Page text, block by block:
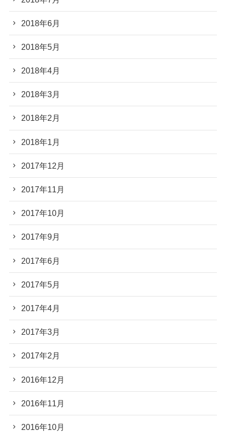
2018年6月
2018年5月
2018年4月
2018年3月
2018年2月
2018年1月
2017年12月
2017年11月
2017年10月
2017年9月
2017年6月
2017年5月
2017年4月
2017年3月
2017年2月
2016年12月
2016年11月
2016年10月